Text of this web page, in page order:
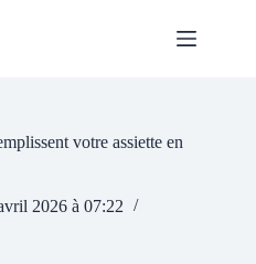
votre assiette en
2026 à 07:22